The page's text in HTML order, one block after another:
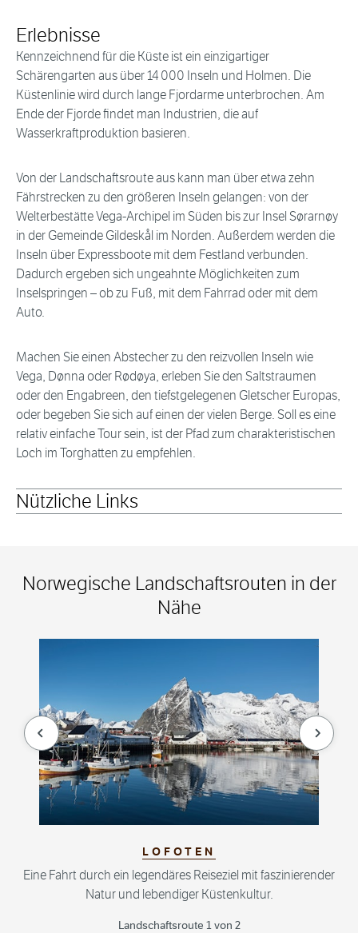
Erlebnisse
Kennzeichnend für die Küste ist ein einzigartiger
Schärengarten aus über 14 000 Inseln und Holmen. Die
Küstenlinie wird durch lange Fjordarme unterbrochen. Am
Ende der Fjorde findet man Industrien, die auf
Wasserkraftproduktion basieren.
Von der Landschaftsroute aus kann man über etwa zehn
Fährstrecken zu den größeren Inseln gelangen: von der
Welterbestätte Vega-Archipel im Süden bis zur Insel Sørarnøy
in der Gemeinde Gildeskål im Norden. Außerdem werden die
Inseln über Expressboote mit dem Festland verbunden.
Dadurch ergeben sich ungeahnte Möglichkeiten zum
Inselspringen – ob zu Fuß, mit dem Fahrrad oder mit dem
Auto.
Machen Sie einen Abstecher zu den reizvollen Inseln wie
Vega, Dønna oder Rødøya, erleben Sie den Saltstraumen
oder den Engabreen, den tiefstgelegenen Gletscher Europas,
oder begeben Sie sich auf einen der vielen Berge. Soll es eine
relativ einfache Tour sein, ist der Pfad zum charakteristischen
Loch im Torghatten zu empfehlen.
Nützliche Links
Norwegische Landschaftsrouten in der
Nähe
null
LOFOTEN
Eine Fahrt durch ein legendäres Reiseziel mit faszinierender
Natur und lebendiger Küstenkultur.
Landschaftsroute 1 von 2
null